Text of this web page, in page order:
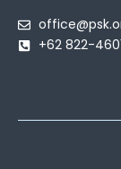
+62 822-